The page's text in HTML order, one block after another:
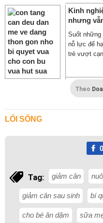
Kinh
nhưng
Suốt những
nỗ lực để
trẻ vượt
Theo
LỐI SỐNG
0
Tag: giảm cân
giảm cân sau sinh bí
cho bé ăn dặm sữa